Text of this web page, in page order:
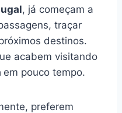
, já começam a
traçar
destinos.
acabem visitando
em pouco tempo.
preferem